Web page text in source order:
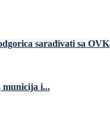
sarađivati sa OVK
municija i...